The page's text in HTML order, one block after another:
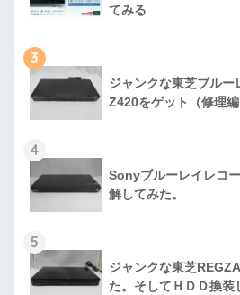
てみる
3
ジャンクな東芝ブルー
Z420をゲット（修理編
4
Sonyブルーレイレコ
解してみた。
5
ジャンクな東芝
た。そしてＨＤＤ換装